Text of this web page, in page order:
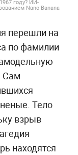
году? ИИ-
Nano Banana
перешли на
по фамилии
Сам
Тело
взрыв
находятся